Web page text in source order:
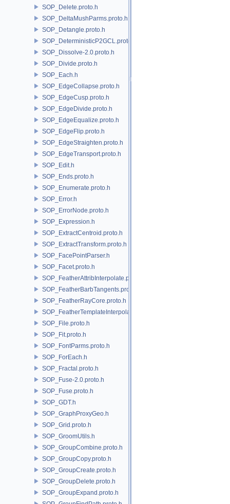
SOP_Delete.proto.h
SOP_DeltaMushParms.proto.h
SOP_Detangle.proto.h
SOP_DeterministicP2GCL.proto.h
SOP_Dissolve-2.0.proto.h
SOP_Divide.proto.h
SOP_Each.h
SOP_EdgeCollapse.proto.h
SOP_EdgeCusp.proto.h
SOP_EdgeDivide.proto.h
SOP_EdgeEqualize.proto.h
SOP_EdgeFlip.proto.h
SOP_EdgeStraighten.proto.h
SOP_EdgeTransport.proto.h
SOP_Edit.h
SOP_Ends.proto.h
SOP_Enumerate.proto.h
SOP_Error.h
SOP_ErrorNode.proto.h
SOP_Expression.h
SOP_ExtractCentroid.proto.h
SOP_ExtractTransform.proto.h
SOP_FacePointParser.h
SOP_Facet.proto.h
SOP_FeatherAttribInterpolate.proto.h
SOP_FeatherBarbTangents.proto.h
SOP_FeatherRayCore.proto.h
SOP_FeatherTemplateInterpolate.proto.h
SOP_File.proto.h
SOP_Fit.proto.h
SOP_FontParms.proto.h
SOP_ForEach.h
SOP_Fractal.proto.h
SOP_Fuse-2.0.proto.h
SOP_Fuse.proto.h
SOP_GDT.h
SOP_GraphProxyGeo.h
SOP_Grid.proto.h
SOP_GroomUtils.h
SOP_GroupCombine.proto.h
SOP_GroupCopy.proto.h
SOP_GroupCreate.proto.h
SOP_GroupDelete.proto.h
SOP_GroupExpand.proto.h